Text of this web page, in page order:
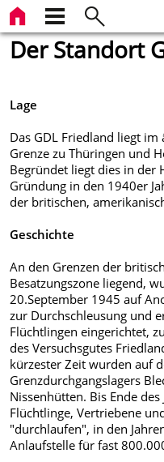
Der Standort
Lage
Das GDL Friedland liegt
Grenze zu Thüringen und
Begründet liegt dies in der
Gründung in den 1940er
der britischen,
Geschichte
An den Grenzen der
Besatzungszone liegend,
20.September 1945 auf
zur Durchschleusung und
Flüchtlingen eingerichtet,
des Versuchsgutes
kürzester Zeit wurden auf
Grenzdurchgangslagers
Nissenhütten. Bis Ende
Flüchtlinge, Vertriebene
"durchlaufen", in den
Anlaufstelle für fast